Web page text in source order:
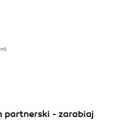
partnerski - zarabiaj